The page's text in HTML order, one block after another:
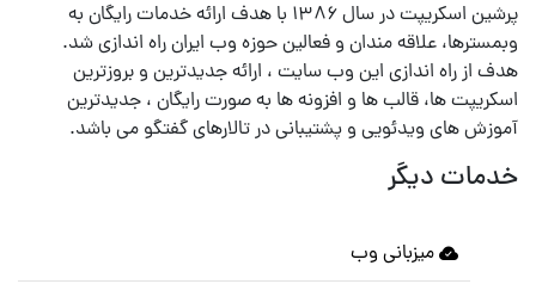
پرشین اسکریپت در سال ۱۳۸۶ با هدف ارائه خدمات رایگان به
وبمسترها، علاقه مندان و فعالین حوزه وب ایران راه اندازی شد.
هدف از راه اندازی این وب سایت ، ارائه جدیدترین و بروزترین
اسکریپت ها، قالب ها و افزونه ها به صورت رایگان ، جدیدترین
آموزش های ویدئویی و پشتیبانی در تالارهای گفتگو می باشد.
خدمات دیگر
میزبانی وب